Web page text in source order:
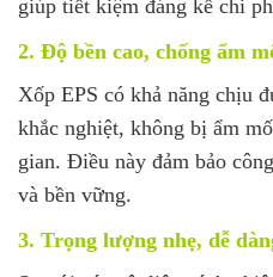
giúp tiết kiệm đáng kể chi
2. Độ bền cao, chống ẩm
Xốp EPS có khả năng chịu
khắc nghiệt, không bị ẩm
gian. Điều này đảm bảo
và bền vững.
3. Trọng lượng nhẹ, dễ